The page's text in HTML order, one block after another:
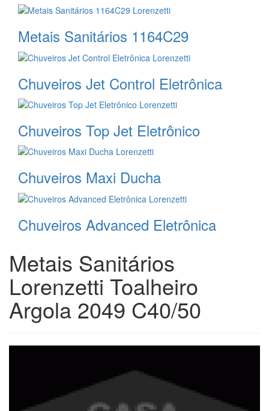
Metais Sanitários 1164C29
Chuveiros Jet Control Eletrônica
Chuveiros Top Jet Eletrônico
Chuveiros Maxi Ducha
Chuveiros Advanced Eletrônica
Metais Sanitários
Lorenzetti Toalheiro
Argola 2049 C40/50